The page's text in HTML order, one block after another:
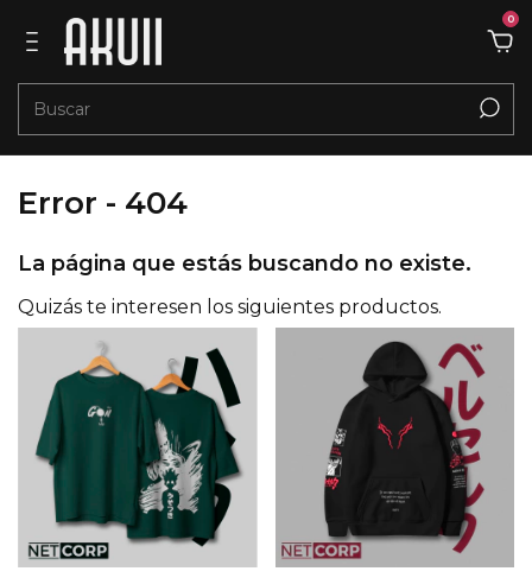
0
Error - 404
La página que estás buscando no existe.
Quizás te interesen los siguientes productos.